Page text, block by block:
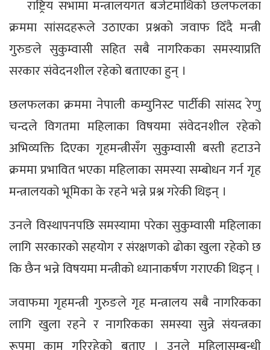
राष्ट्रिय सभामा मन्त्रालयगत बजेटमाथिको छलफलका
क्रममा सांसदहरूले उठाएका प्रश्नको जवाफ दिँदै मन्त्री
गुरुङले सुकुम्वासी सहित सबै नागरिकका समस्याप्रति
सरकार संवेदनशील रहेको बताएका हुन् ।
छलफलका क्रममा नेपाली कम्युनिस्ट पार्टीकी सांसद रेणु
चन्दले विगतमा महिलाका विषयमा संवेदनशील रहेको
अभिव्यक्ति दिएका गृहमन्त्रीसँग सुकुम्वासी बस्ती हटाउने
क्रममा प्रभावित भएका महिलाका समस्या सम्बोधन गर्न गृह
मन्त्रालयको भूमिका के रहने भन्ने प्रश्न गरेकी थिइन् ।
उनले विस्थापनपछि समस्यामा परेका सुकुम्वासी महिलाका
लागि सरकारको सहयोग र संरक्षणको ढोका खुला रहेको छ
कि छैन भन्ने विषयमा मन्त्रीको ध्यानाकर्षण गराएकी थिइन् ।
जवाफमा गृहमन्त्री गुरुङले गृह मन्त्रालय सबै नागरिकका
लागि खुला रहने र नागरिकका समस्या सुन्ने संयन्त्रका